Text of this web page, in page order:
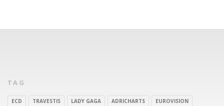
TAG
ECD TRAVESTIS LADY GAGA ADRICHARTS
EUROVISION